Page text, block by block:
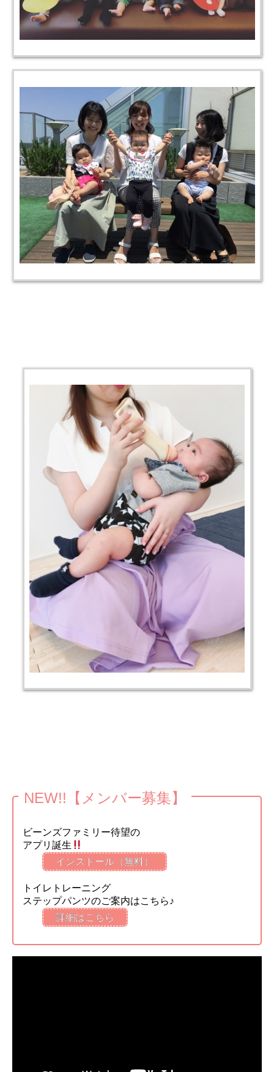
NEW!!【メンバー募集】
ビーンズファミリー待望の
アプリ誕生
インストール（無料）
トイレトレーニング
ステップパンツのご案内はこちら♪
詳細はこちら